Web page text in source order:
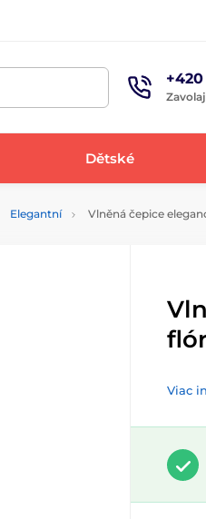
+420
Dětské
Elegantní Vlněná čepice
Viac